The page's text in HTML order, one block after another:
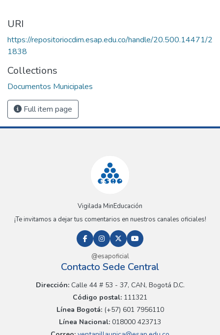
URI
https://repositoriocdim.esap.edu.co/handle/20.500.14471/2
1838
Collections
Documentos Municipales
Full item page
Vigilada MinEducación
¡Te invitamos a dejar tus comentarios en nuestros canales oficiales!
@esapoficial
Contacto Sede Central
Dirección:Calle 44 # 53 - 37, CAN, Bogotá D.C.
Código postal: 111321
Línea Bogotá:(+57) 601 7956110
Línea Nacional: 018000 423713